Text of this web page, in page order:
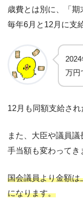
歳費とは別に、「期
毎年6月と12月に支
万円
12月も同額支給され
また、大臣や議員
手当額も変わってき
国会議員より金額
になります。